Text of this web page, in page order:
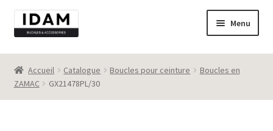
Aller
à
Aller
au
Menu
Catalogue
New
Accueil Catalogue Boucles pour ceinture
Boucles en
ZAMAC
GX21478PL/30